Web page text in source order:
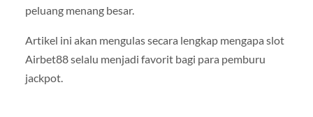
peluang menang besar.
Artikel ini akan mengulas secara lengkap mengapa slot
Airbet88 selalu menjadi favorit bagi para pemburu
jackpot.